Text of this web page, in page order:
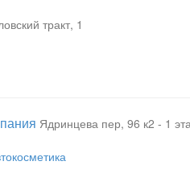
тракт, 1
Ядринцева пер, 96 к2 - 1